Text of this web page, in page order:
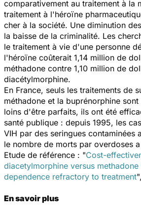
comparativement au traitement à la
traitement à l'héroïne
cher à la société. Une diminution
la baisse de la criminalité. Les
le traitement à vie d'une personne
l'héroïne coûterait 1,14 million de
méthadone contre 1,10 million de
diacétylmorphine.
En France, seuls les traitements de
méthadone et la buprénorphine
loins d'être parfaits, ils ont été
santé publique : depuis 1995, les
VIH par des seringues contaminées
le nombre de morts par overdoses
Etude de référence : "Cost-
diacetylmorphine versus
dependence refractory to treatment
En savoir plus